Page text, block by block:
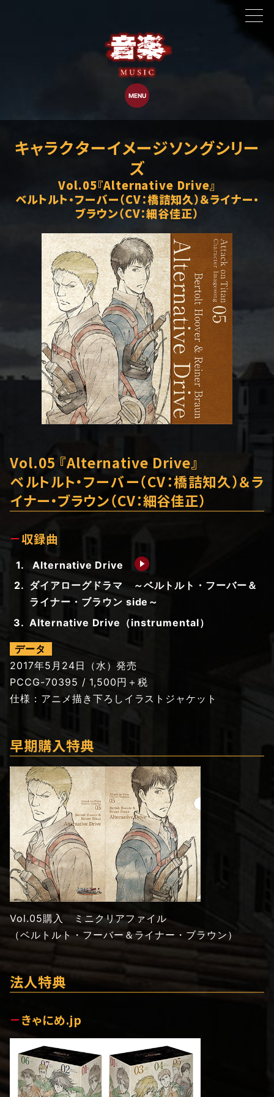
最新情報
物語
スタッフ・キャスト
放送情報
キャラクター
音楽
商品情報
スペシャル
キャラクターイメージソングシリー
ズ
Vol.05『Alternative Drive』
ベルトルト・フーバー（CV：橋詰知久）＆ライナー・
ブラウン（CV：細谷佳正）
Vol.05 『Alternative Drive』
ベルトルト・フーバー（CV：橋詰知久）＆ラ
イナー・ブラウン（CV：細谷佳正）
収録曲
Alternative Drive
ダイアローグドラマ ～ベルトルト・フーバー＆
ライナー・ブラウン side～
Alternative Drive（instrumental）
データ
2017年5月24日（水）発売
PCCG-70395 / 1,500円＋税
仕様：アニメ描き下ろしイラストジャケット
早期購入特典
Vol.05購入 ミニクリアファイル
（ベルトルト・フーバー＆ライナー・ブラウン）
法人特典
きゃにめ.jp
キャラクターイメージソング Vol.01〜02
キャラクターイメージソング Vol.03〜04
キャラクターイメージソング Vol.05
キャラクターイメージソング Vol.06〜07
オリジナルサウンドトラック
ラジオCD Vol.9
巨人中学校ラジオCD
MENU